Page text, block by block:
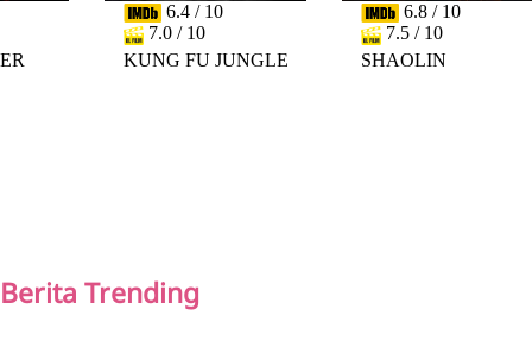
6.4 / 10
7.0 / 10
KUNG FU JUNGLE
6.8 / 10
7.5 / 10
SHAOLIN
Berita Trending